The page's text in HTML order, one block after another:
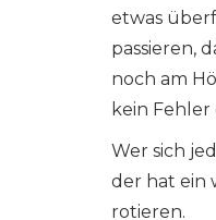
etwas
passieren,
noch am
kein Fehler
Wer sich
der hat ein
rotieren.